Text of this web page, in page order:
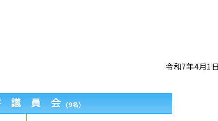
令和7年4月1